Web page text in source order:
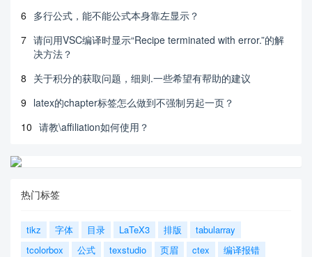
6 多行公式，能不能公式本身靠左显示？
7 请问用VSC编译时显示“Recipe terminated with error.”的解
决方法？
8 关于积分的获取问题，细则.一些希望有帮助的建议
9 latex的chapter标签怎么做到不强制另起一页？
10 请教\affiliation如何使用？
热门标签
tikz 字体 目录 LaTeX3 排版
tabularray
tcolorbox
公式 texstudio 页眉 ctex
编译报错